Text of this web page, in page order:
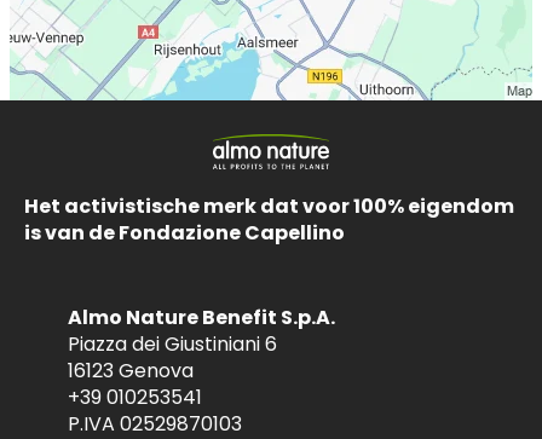
Het activistische merk dat voor 100% eigendom
is van de Fondazione Capellino
Almo Nature Benefit S.p.A.
Piazza dei Giustiniani 6
16123 Genova
+39 010253541
P.IVA 02529870103